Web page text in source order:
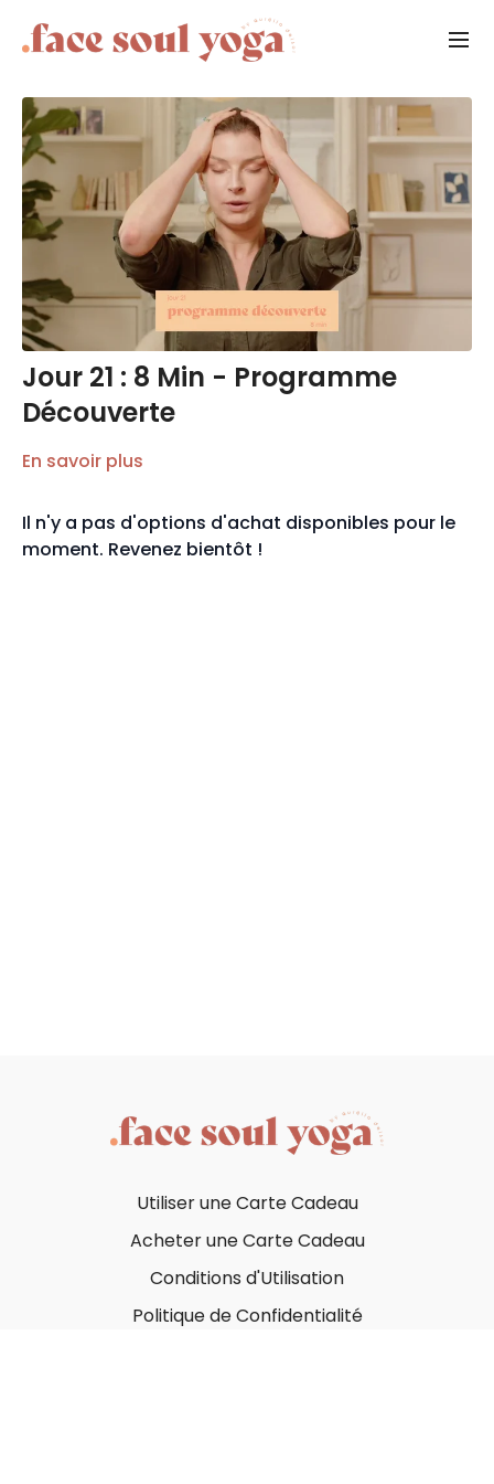
Jour 21 : 8 Min - Programme
Découverte
En savoir plus
Il n'y a pas d'options d'achat disponibles pour le
moment. Revenez bientôt !
Utiliser une Carte Cadeau
Acheter une Carte Cadeau
Conditions d'Utilisation
Politique de Confidentialité